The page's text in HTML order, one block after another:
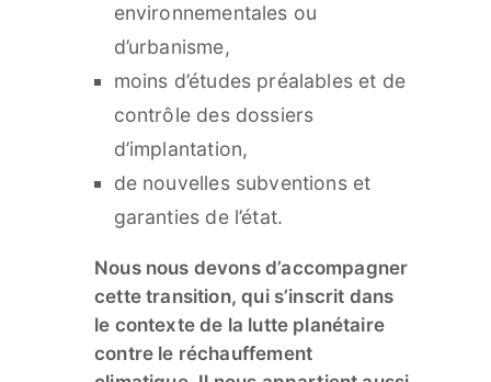
environnementales ou
d’urbanisme,
moins d’études préalables et de
contrôle des dossiers
d’implantation,
de nouvelles subventions et
garanties de l’état.
Nous nous devons d’accompagner
cette transition, qui s’inscrit dans
le contexte de la lutte planétaire
contre le réchauffement